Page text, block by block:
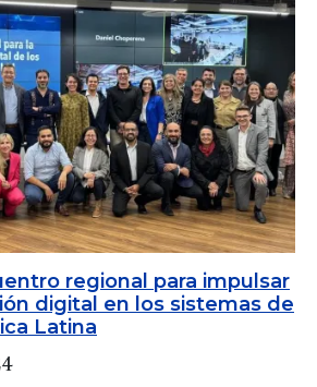
regional para impulsar
digital en los sistemas de
Latina